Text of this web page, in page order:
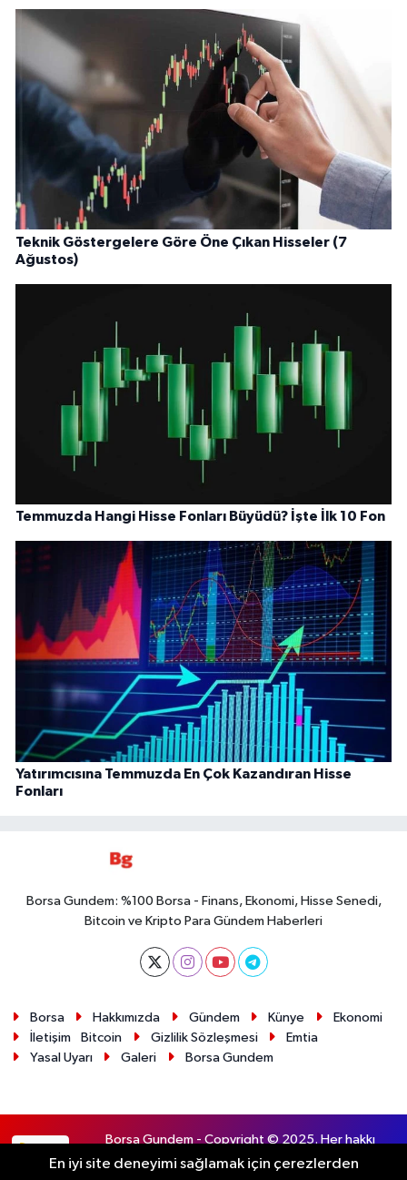
Teknik Göstergelere Göre Öne Çıkan Hisseler (7
Ağustos)
Temmuzda Hangi Hisse Fonları Büyüdü? İşte İlk 10 Fon
Yatırımcısına Temmuzda En Çok Kazandıran Hisse
Fonları
Borsa Gundem: %100 Borsa - Finans, Ekonomi, Hisse Senedi,
Bitcoin ve Kripto Para Gündem Haberleri
Borsa Hakkımızda Gündem Künye
Ekonomi
İletişim
Bitcoin Gizlilik Sözleşmesi
Emtia
Yasal Uyarı
Galeri Borsa Gundem
Borsa Gundem - Copyright © 2025. Her hakkı
saklıdır.
En iyi site deneyimi sağlamak için çerezlerden